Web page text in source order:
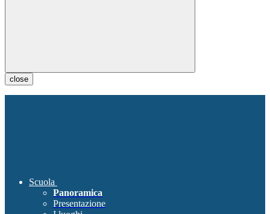
close
Scuola
Panoramica
Presentazione